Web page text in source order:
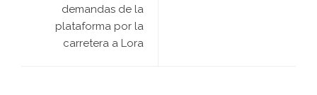
demandas de la
plataforma por la
carretera a Lora